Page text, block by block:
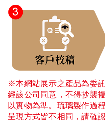
※本網站展示之產品為委
經該公司同意，不得抄襲
以實物為準。琉璃製作過
呈現方式皆不相同，請確